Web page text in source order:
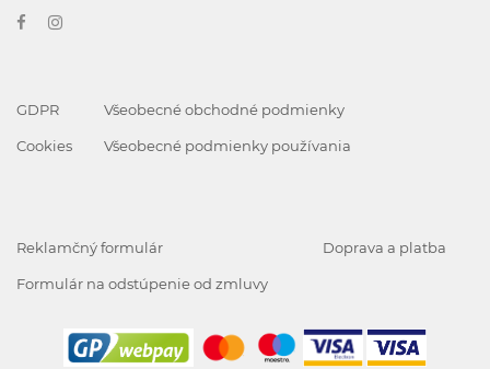
GDPR
Cookies
Všeobecné obchodné podmienky
Všeobecné podmienky používania
Reklamčný formulár
Formulár na odstúpenie od zmluvy
Doprava a platba